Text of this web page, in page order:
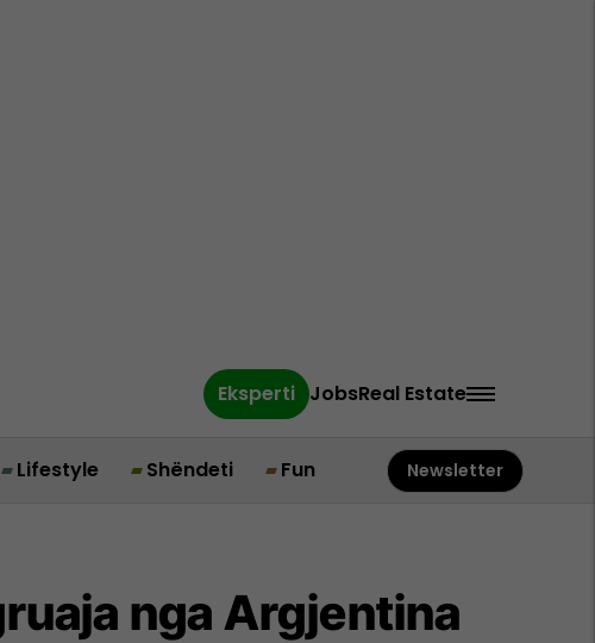
Eksperti JobsReal Estate
Lifestyle Shëndeti Fun Newsletter
nga Argjentina